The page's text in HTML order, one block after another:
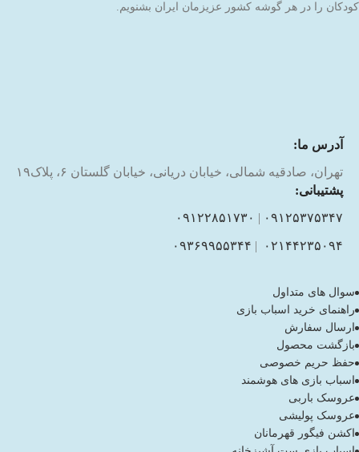
کودکان را در هر گوشه کشور عزیزمان ایران بشنویم.
آدرس ما:
تهران، صادقیه شمالی، خیابان دریانی، خیابان گلستان ۶، پلاک۱۹
پشتیبانی:
۰۹۱۲۵۳۷۵۳۴۷ | ۰۹۱۲۲۸۵۱۷۳۰
۰۲۱۴۴۲۳۵۰۹۴ | ۰۹۳۶۹۹۵۵۳۴۴
سوال های متداول
راهنمای خرید اسباب بازی
ارسال سفارش
بازگشت محصول
حفظ حریم خصوصی
اسباب بازی های هوشمند
عروسک باربی
عروسک پولیشی
اکشن فیگور قهرمانان